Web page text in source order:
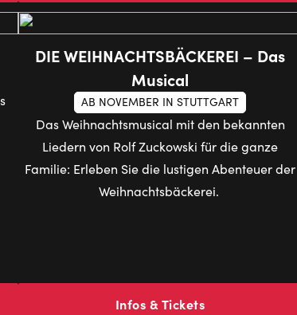
DIE WEIHNACHTSBÄCKEREI – Das
Musical
AB NOVEMBER IN STUTTGART
Das Weihnachtsmusical mit den bekannten
Liedern von Rolf Zuckowski für die ganze
Familie: Erleben Sie die lustigen Abenteuer der
Weihnachtsbäckerei.
Infos & Tickets